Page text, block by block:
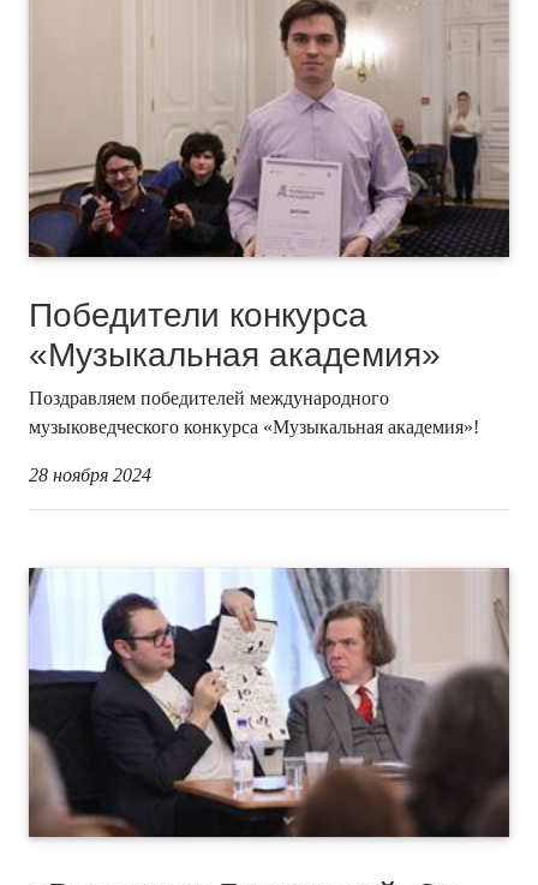
Победители конкурса
«Музыкальная академия»
Поздравляем победителей международного
музыковедческого конкурса «Музыкальная академия»!
28 ноября 2024